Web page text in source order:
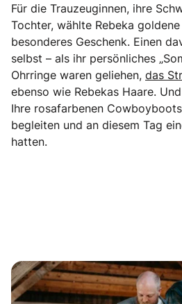
Für die Trauzeuginnen, ihre
Tochter, wählte Rebeka
besonderes Geschenk. Einen
selbst – als ihr persönliches
Ohrringe waren geliehen, das
ebenso wie Rebekas Haare.
Ihre rosafarbenen
begleiten und an diesem Tag
hatten.